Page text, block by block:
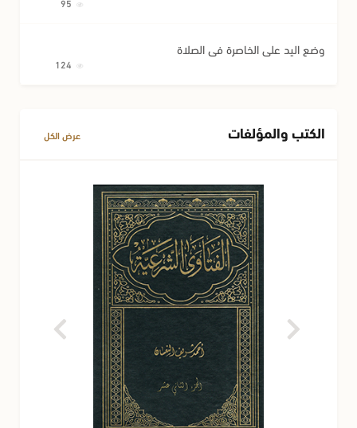
وضع اليد على الخاصرة في الصلاة
الكتب والمؤلفات عرض الكل